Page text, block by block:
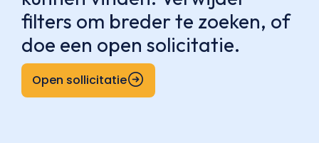
filters om breder te zoeken, of
doe een open solicitatie.
Open sollicitatie